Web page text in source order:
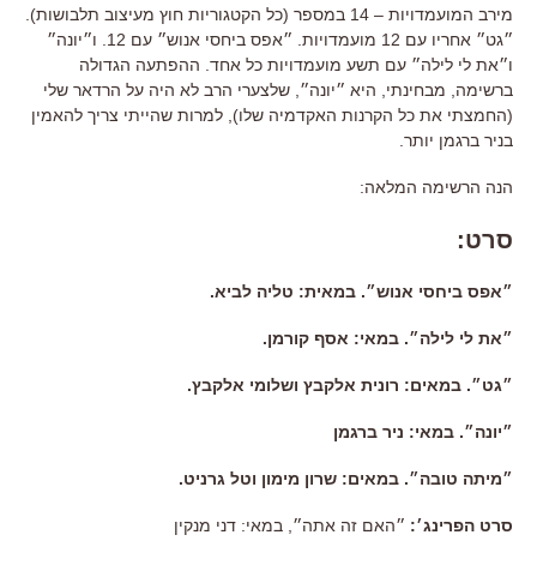
מירב המועמדויות – 14 במספר (כל הקטגוריות חוץ מעיצוב תלבושות).
״גט״ אחריו עם 12 מועמדויות. ״אפס ביחסי אנוש״ עם 12. ו״יונה״
ו״את לי לילה״ עם תשע מועמדויות כל אחד. ההפתעה הגדולה
ברשימה, מבחינתי, היא ״יונה״, שלצערי הרב לא היה על הרדאר שלי
(החמצתי את כל הקרנות האקדמיה שלו), למרות שהייתי צריך להאמין
בניר ברגמן יותר.
הנה הרשימה המלאה:
סרט:
״אפס ביחסי אנוש״. במאית: טליה לביא.
״את לי לילה״. במאי: אסף קורמן.
״גט״. במאים: רונית אלקבץ ושלומי אלקבץ.
״יונה״. במאי: ניר ברגמן
״מיתה טובה״. במאים: שרון מימון וטל גרניט.
סרט הפרינג׳: ״האם זה אתה״, במאי: דני מנקין